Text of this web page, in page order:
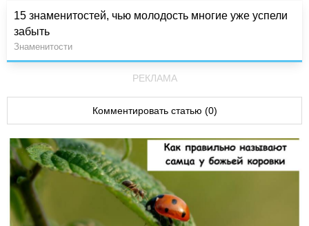
15 знаменитостей, чью молодость многие уже успели
забыть
Знаменитости
РЕКЛАМА
Комментировать статью (0)